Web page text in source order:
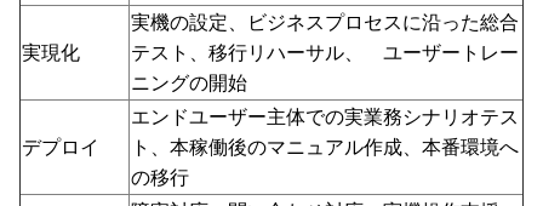
実現化
実機の設定、ビジネスプロセスに沿った総合
テスト、移行リハーサル、 ユーザートレー
ニングの開始
デプロイ
エンドユーザー主体での実業務シナリオテス
ト、本稼働後のマニュアル作成、本番環境へ
の移行